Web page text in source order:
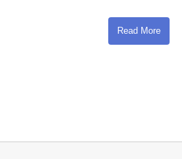
Read More